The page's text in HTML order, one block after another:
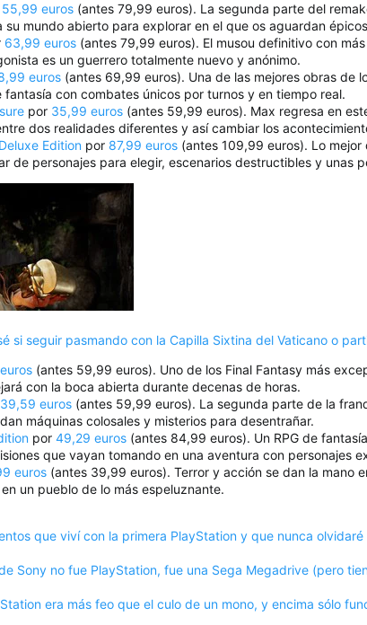
55,99 euros (antes 79,99 euros). La segunda parte del
su mundo abierto para explorar en el que os aguardan
63,99 euros (antes 79,99 euros). El musou definitivo con
es un guerrero totalmente nuevo y anónimo.
euros (antes 69,99 euros). Una de las mejores obras de
con combates únicos por turnos y en tiempo real.
por 35,99 euros (antes 59,99 euros). Max regresa en
dos realidades diferentes y así cambiar los
Edition por 87,99 euros (antes 109,99 euros). Lo
de personajes para elegir, escenarios destructibles y unas
si seguir pasmando con la Capilla Sixtina del Vaticano o
(antes 59,99 euros). Uno de los Final Fantasy más
con la boca abierta durante decenas de horas.
39,59 euros (antes 59,99 euros). La segunda parte de la
máquinas colosales y misterios para desentrañar.
por 49,29 euros (antes 84,99 euros). Un RPG de
que vayan tomando en una aventura con personajes
euros (antes 39,99 euros). Terror y acción se dan la mano
un pueblo de lo más espeluznante.
que viví con la primera PlayStation y que nunca olvidaré
Sony no fue PlayStation, fue una Sega Megadrive (pero
era más feo que el culo de un mono, y encima sólo